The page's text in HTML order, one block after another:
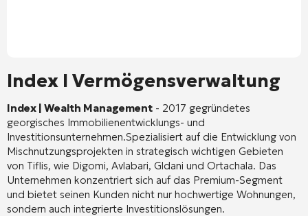
Index I Vermögensverwaltung
Index | Wealth Management - 2017 gegründetes
georgisches Immobilienentwicklungs- und
Investitionsunternehmen.Spezialisiert auf die Entwicklung von
Mischnutzungsprojekten in strategisch wichtigen Gebieten
von Tiflis, wie Digomi, Avlabari, Gldani und Ortachala. Das
Unternehmen konzentriert sich auf das Premium-Segment
und bietet seinen Kunden nicht nur hochwertige Wohnungen,
sondern auch integrierte Investitionslösungen.